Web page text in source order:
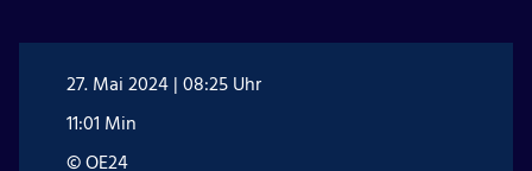
27. Mai 2024 | 08:25 Uhr
11:01 Min
© OE24